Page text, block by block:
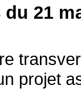
du 21
projet